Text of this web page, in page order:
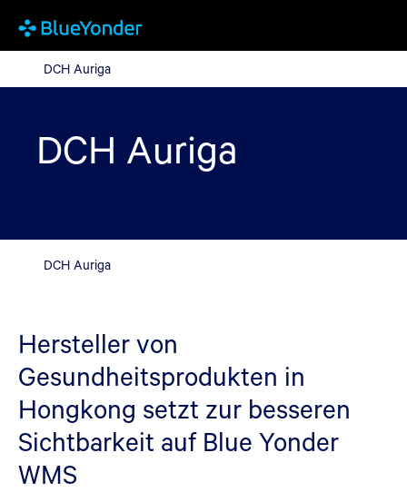
DCH AurigaDCH Auriga
DCH Auriga
DCH Auriga
Hersteller von
Gesundheitsprodukten in
Hongkong setzt zur besseren
Sichtbarkeit auf Blue Yonder
WMS